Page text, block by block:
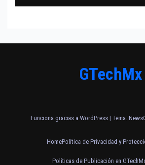
GTechMx
Funciona gracias a WordPress | Tema:
HomePolítica de Privacidad y
Políticas de Publicación en